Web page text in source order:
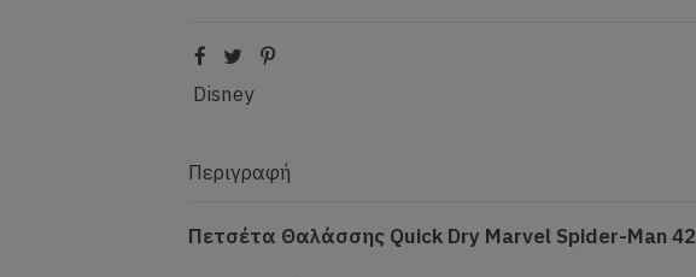
Disney
Περιγραφή
Πετσέτα Θαλάσσης Quick Dry Marvel Spider-Man 42